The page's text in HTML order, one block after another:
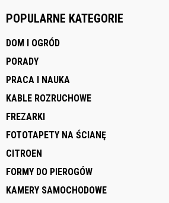
POPULARNE KATEGORIE
DOM I OGRÓD
PORADY
PRACA I NAUKA
KABLE ROZRUCHOWE
FREZARKI
FOTOTAPETY NA ŚCIANĘ
CITROEN
FORMY DO PIEROGÓW
KAMERY SAMOCHODOWE